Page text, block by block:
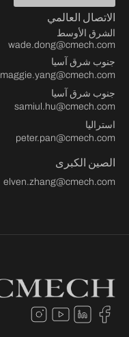
الاتصال العالمي
الشرق الأوسط
wade.dong@cmech.com
جنوب شرق آسيا
maggie.yang@cmech.com
جنوب شرق آسيا
samiul.hu@cmech.com
استراليا
peter.pan@cmech.com
الصين الكبرى
elven.zhang@cmech.com